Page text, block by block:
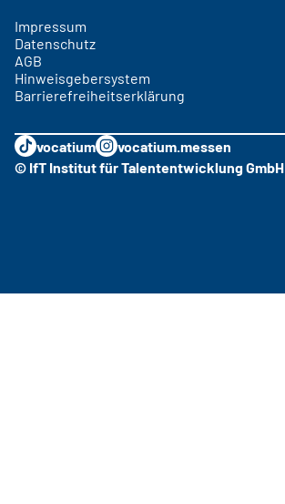
Impressum
Datenschutz
AGB
Hinweisgebersystem
Barrierefreiheitserklärung
vocatium
vocatium.messen
© IfT Institut für Talententwicklung GmbH